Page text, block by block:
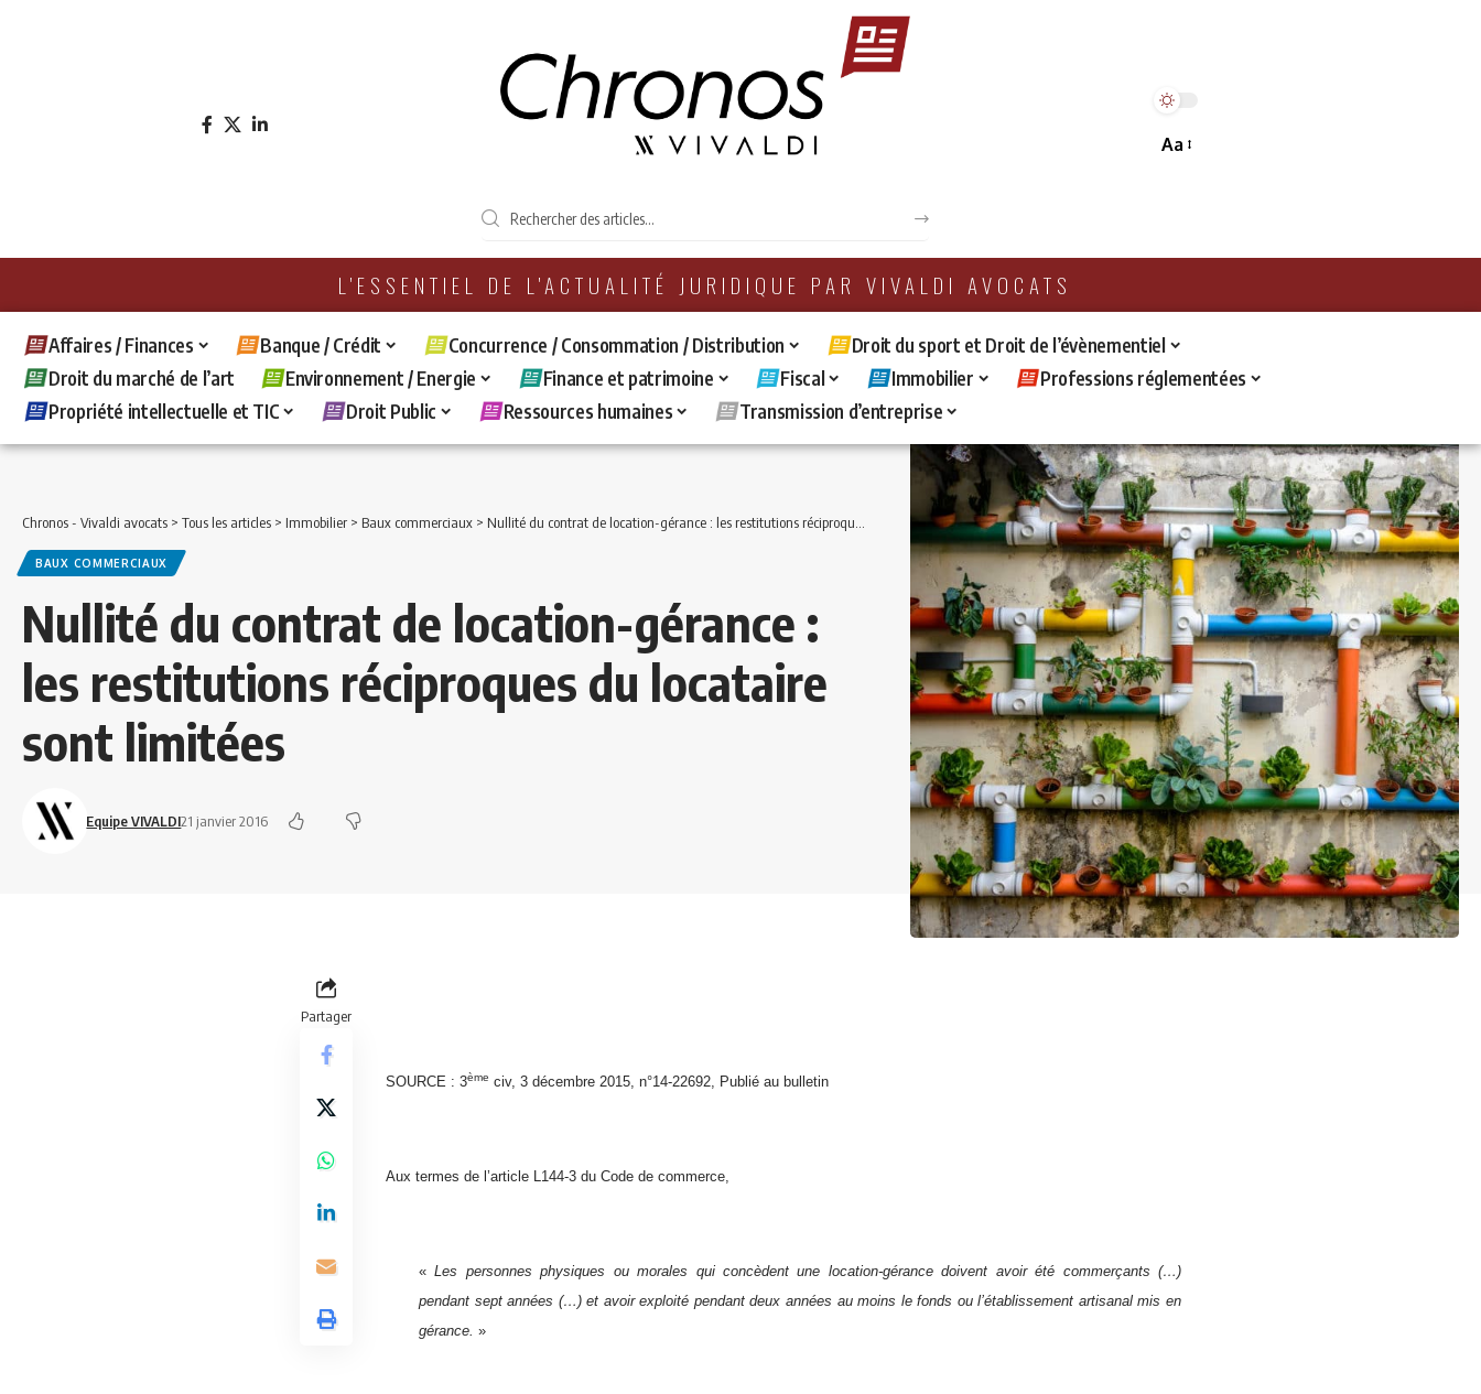
Aa
L'ESSENTIEL DE L'ACTUALITÉ JURIDIQUE PAR VIVALDI AVOCATS
Affaires / Finances Banque / Crédit Concurrence / Consommation / Distribution
Droit du sport et Droit de l’évènementiel
Droit du marché de l’art
Environnement / Energie Finance et patrimoine Fiscal Immobilier
Professions réglementées
Propriété intellectuelle et TIC
Droit Public Ressources humaines Transmission d’entreprise
Chronos - Vivaldi avocats > Tous les articles > Immobilier > Baux commerciaux > Nullité du contrat de location-gérance : les restitutions réciproques du locataire sont limitées
BAUX COMMERCIAUX
Nullité du contrat de location-gérance :
les restitutions réciproques du locataire
sont limitées
Equipe VIVALDI21 janvier 2016
Partager
SOURCE : 3ème civ, 3 décembre 2015, n°14-22692, Publié au bulletin
Aux termes de l’article L144-3 du Code de commerce,
« Les personnes physiques ou morales qui concèdent une location-gérance doivent avoir été commerçants (…)
pendant sept années (…) et avoir exploité pendant deux années au moins le fonds ou l’établissement artisanal mis en
gérance. »